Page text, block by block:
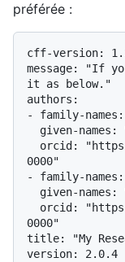
préférée :
cff-version:
message: "If
it as below."
authors:
- family-
0000"
- family-
0000"
title: "My
version: 2.0.4